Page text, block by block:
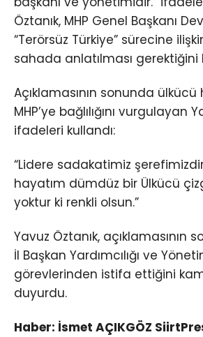
Öztanık, MHP Genel Başkanı
“Terörsüz Türkiye” sürecine
sahada anlatılması gerektiğini
Açıklamasının sonunda
MHP’ye bağlılığını vurgulayan
ifadeleri kullandı:
“Lidere sadakatimiz
hayatım dümdüz bir Ülkücü
yoktur ki renkli olsun.”
Yavuz Öztanık, açıklamasının
İl Başkan Yardımcılığı ve
görevlerinden istifa ettiğini
duyurdu.
Haber: İsmet AÇIKGÖZ